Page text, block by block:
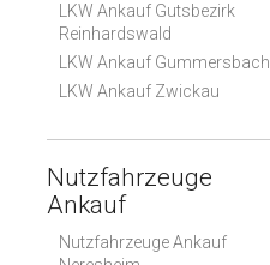
LKW Ankauf Gutsbezirk
Reinhardswald
LKW Ankauf Gummersbach
LKW Ankauf Zwickau
Nutzfahrzeuge
Ankauf
Nutzfahrzeuge Ankauf